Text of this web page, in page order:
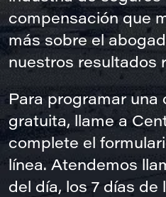
compensación que
más sobre el
nuestros resultados
Para programar una
gratuita, llame a
complete el
línea. Atendemos
del día, los 7 días de